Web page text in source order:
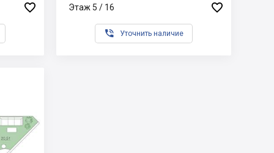
 Этаж 5 / 16 
 Уточнить наличие